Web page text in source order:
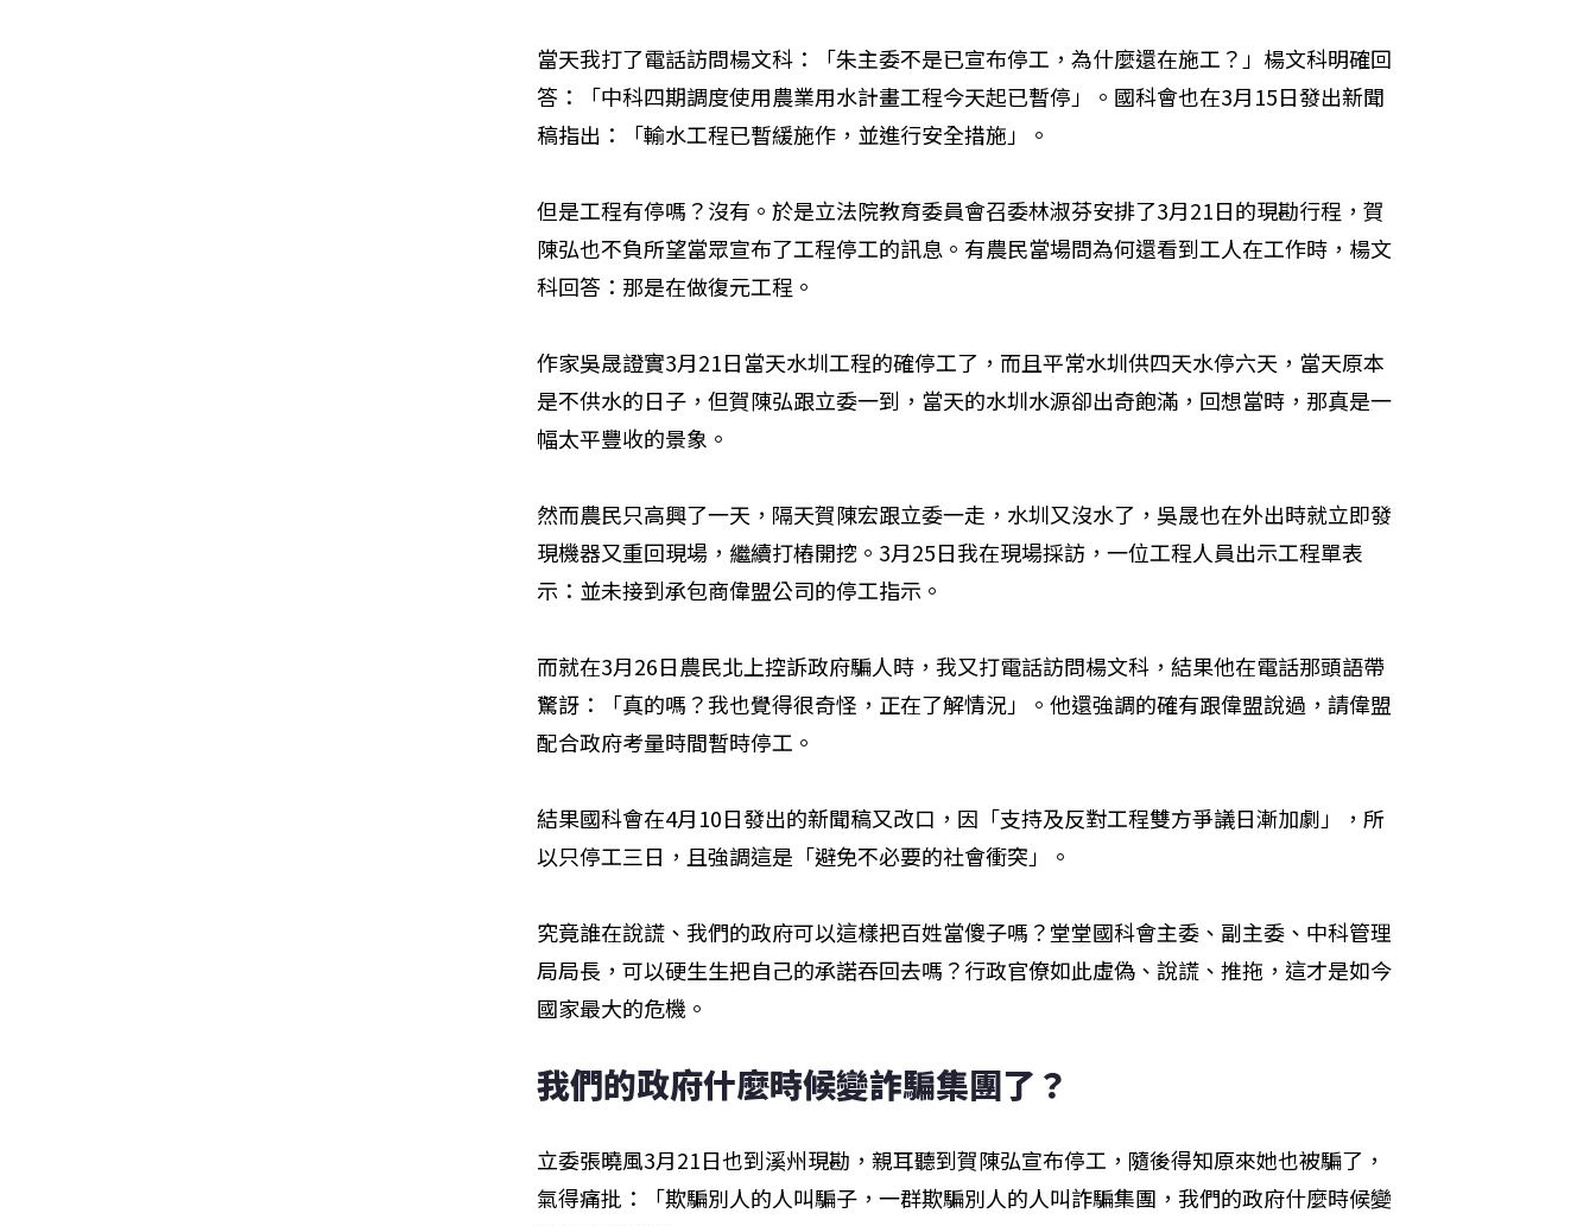
當天我打了電話訪問楊文科：「朱主委不是已宣布停工，為什麼還在施工？」楊文科明確回
答：「中科四期調度使用農業用水計畫工程今天起已暫停」。國科會也在3月15日發出新聞
稿指出：「輸水工程已暫緩施作，並進行安全措施」。
但是工程有停嗎？沒有。於是立法院教育委員會召委林淑芬安排了3月21日的現勘行程，賀
陳弘也不負所望當眾宣布了工程停工的訊息。有農民當場問為何還看到工人在工作時，楊文
科回答：那是在做復元工程。
作家吳晟證實3月21日當天水圳工程的確停工了，而且平常水圳供四天水停六天，當天原本
是不供水的日子，但賀陳弘跟立委一到，當天的水圳水源卻出奇飽滿，回想當時，那真是一
幅太平豐收的景象。
然而農民只高興了一天，隔天賀陳宏跟立委一走，水圳又沒水了，吳晟也在外出時就立即發
現機器又重回現場，繼續打樁開挖。3月25日我在現場採訪，一位工程人員出示工程單表
示：並未接到承包商偉盟公司的停工指示。
而就在3月26日農民北上控訴政府騙人時，我又打電話訪問楊文科，結果他在電話那頭語帶
驚訝：「真的嗎？我也覺得很奇怪，正在了解情況」。他還強調的確有跟偉盟說過，請偉盟
配合政府考量時間暫時停工。
結果國科會在4月10日發出的新聞稿又改口，因「支持及反對工程雙方爭議日漸加劇」，所
以只停工三日，且強調這是「避免不必要的社會衝突」。
究竟誰在說謊、我們的政府可以這樣把百姓當傻子嗎？堂堂國科會主委、副主委、中科管理
局局長，可以硬生生把自己的承諾吞回去嗎？行政官僚如此虛偽、說謊、推拖，這才是如今
國家最大的危機。
我們的政府什麼時候變詐騙集團了？
立委張曉風3月21日也到溪州現勘，親耳聽到賀陳弘宣布停工，隨後得知原來她也被騙了，
氣得痛批：「欺騙別人的人叫騙子，一群欺騙別人的人叫詐騙集團，我們的政府什麼時候變